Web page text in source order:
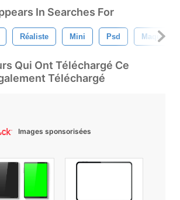
In Searches For
Réaliste Mini Psd Maquette
Qui Ont Téléchargé Ce
Téléchargé
Images sponsorisées